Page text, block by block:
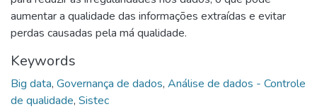
aumentar a qualidade das informações extraídas e evitar
perdas causadas pela má qualidade.
Keywords
Big data, Governança de dados, Análise de dados - Controle
de qualidade, Sistec